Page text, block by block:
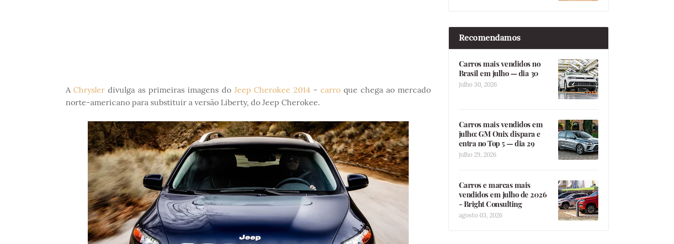
AChrysler divulga as primeiras imagens do Jeep Cherokee 2014 -carro que chega ao mercado
norte-americano para substituir a versão Liberty, do Jeep Cherokee.
Recomendamos
Carros mais vendidos no
Brasil em julho — dia 30
julho 30, 2026
Carros mais vendidos em
julho: GM Onix dispara e
entra no Top 5 — dia 29
julho 29, 2026
Carros e marcas mais
vendidos em julho de 2026
- Bright Consulting
agosto 03, 2026